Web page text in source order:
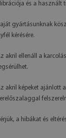
és a használt
gyártásunknak
kérésére.
akril ellenáll a
akril képeket ajánlott
a hibákat és